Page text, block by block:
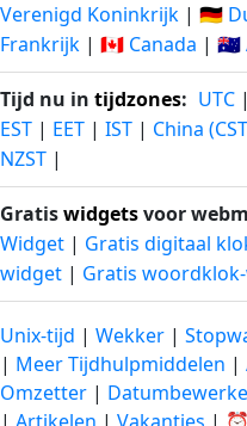
Verenigd Koninkrijk | 🇩🇪
Frankrijk | 🇨🇦 Canada | 🇦🇺
Tijd nu in tijdzones: UTC |
EST | EET | IST | China
NZST |
Gratiswidgetsvoor
Widget | Gratis digitaal
widget | Gratis
Unix-tijd | Wekker |
| Meer Tijdhulpmiddelen |
Omzetter |